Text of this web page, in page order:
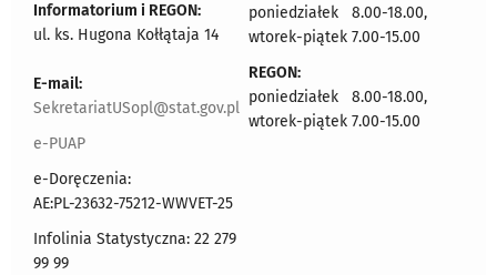
Informatorium i REGON:
ul. ks. Hugona Kołłątaja 14
E-mail:
SekretariatUSopl@stat.gov.pl
e-PUAP
e-Doręczenia:
AE:PL-23632-75212-WWVET-25
Infolinia Statystyczna: 22 279
99 99
poniedziałek 8.00-18.00,
wtorek-piątek 7.00-15.00
REGON:
poniedziałek 8.00-18.00,
wtorek-piątek 7.00-15.00